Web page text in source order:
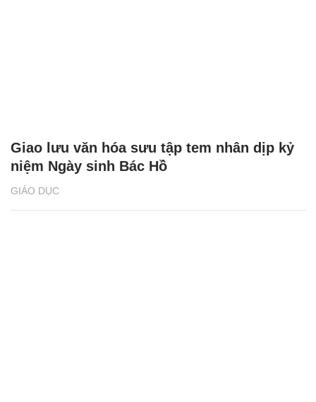
GIÁO DỤC
Giao lưu văn hóa sưu tập tem nhân dịp kỷ
niệm Ngày sinh Bác Hồ